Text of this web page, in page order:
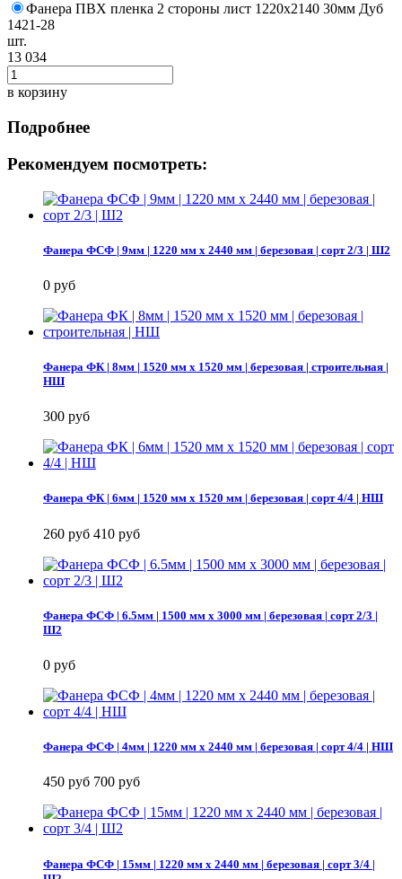
Фанера ПВХ пленка 2 стороны лист 1220х2140 30мм Дуб
1421-28
шт.
13 034
в корзину
Подробнее
Рекомендуем посмотреть:
Фанера ФСФ | 9мм | 1220 мм х 2440 мм | березовая | сорт 2/3 | Ш2
0 руб
Фанера ФК | 8мм | 1520 мм х 1520 мм | березовая | строительная |
НШ
300 руб
Фанера ФК | 6мм | 1520 мм х 1520 мм | березовая | сорт 4/4 | НШ
260 руб 410 руб
Фанера ФСФ | 6.5мм | 1500 мм х 3000 мм | березовая | сорт 2/3 |
Ш2
0 руб
Фанера ФСФ | 4мм | 1220 мм х 2440 мм | березовая | сорт 4/4 | НШ
450 руб 700 руб
Фанера ФСФ | 15мм | 1220 мм х 2440 мм | березовая | сорт 3/4 |